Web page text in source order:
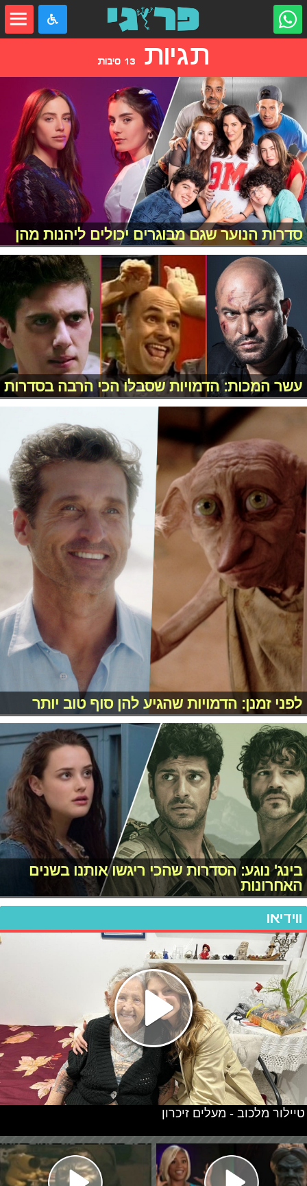
תגיות 13 סיבות
סדרות הנוער שגם מבוגרים יכולים ליהנות מהן
עשר המכות: הדמויות שסבלו הכי הרבה בסדרות
לפני זמנן: הדמויות שהגיע להן סוף טוב יותר
בינג' נוגע: הסדרות שהכי ריגשו אותנו בשנים
האחרונות
ווידיאו
טיילור מלכוב - מעלים זיכרון